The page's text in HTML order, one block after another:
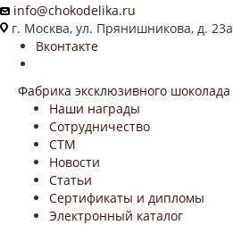
info@chokodelika.ru
г. Москва, ул. Прянишникова, д. 23а
Вконтакте
Фабрика эксклюзивного шоколада
Наши награды
Сотрудничество
СТМ
Новости
Статьи
Сертификаты и дипломы
Электронный каталог